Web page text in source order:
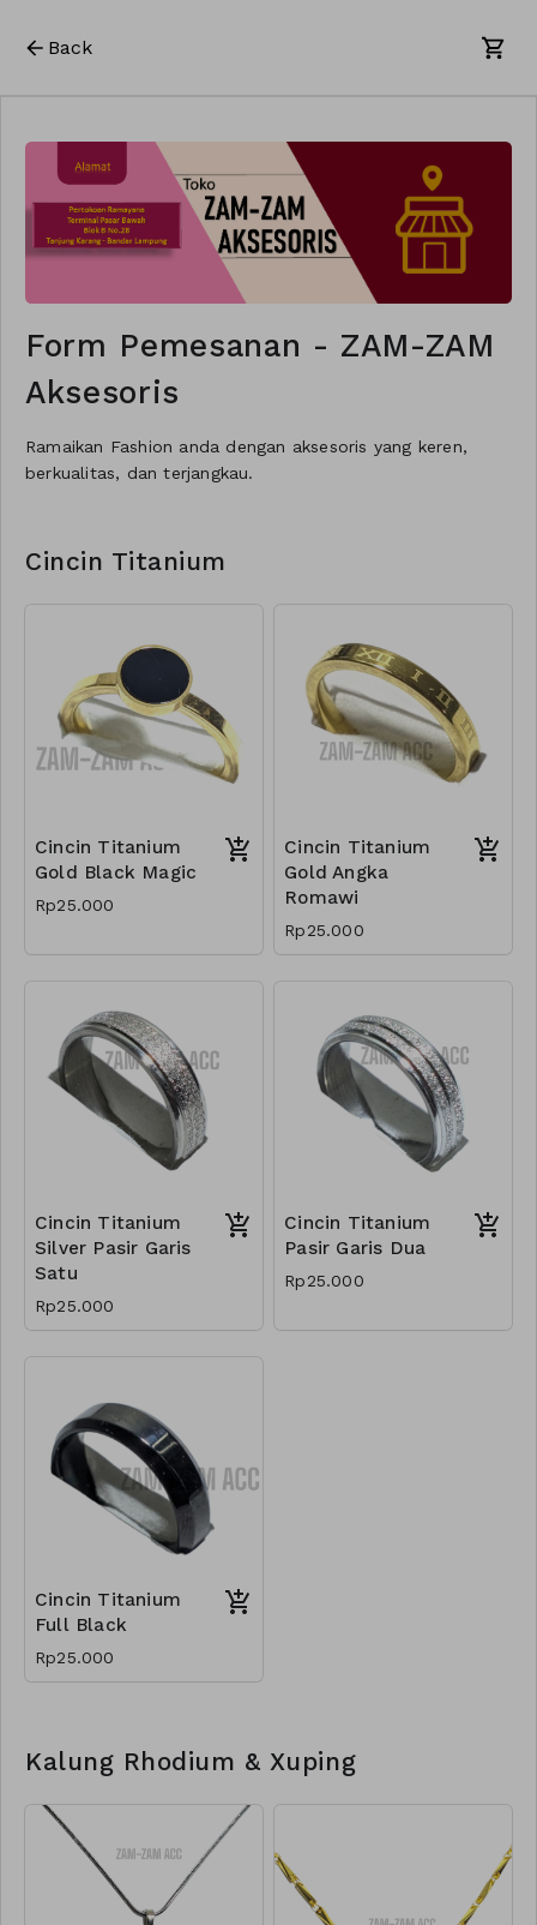
Back
Form Pemesanan - ZAM-ZAM
Aksesoris
Ramaikan Fashion anda dengan aksesoris yang keren,
berkualitas, dan terjangkau.
Cincin Titanium
Cincin Titanium
Gold Black Magic
Rp25.000
Cincin Titanium
Gold Angka
Romawi
Rp25.000
Cincin Titanium
Silver Pasir Garis
Satu
Rp25.000
Cincin Titanium
Pasir Garis Dua
Rp25.000
Cincin Titanium
Full Black
Rp25.000
Kalung Rhodium & Xuping